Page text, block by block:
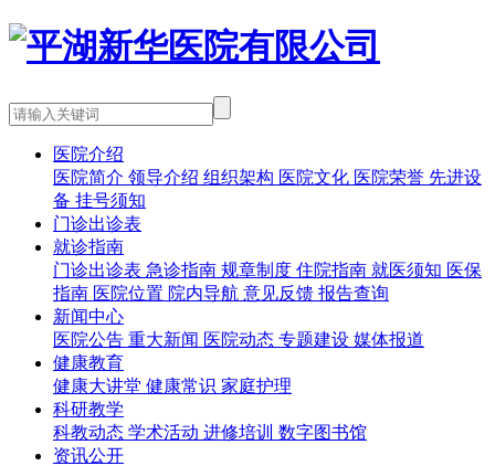
医院介绍
医院简介 领导介绍 组织架构 医院文化 医院荣誉 先进设
备 挂号须知
门诊出诊表
就诊指南
门诊出诊表 急诊指南 规章制度 住院指南 就医须知 医保
指南 医院位置 院内导航 意见反馈 报告查询
新闻中心
医院公告 重大新闻 医院动态 专题建设 媒体报道
健康教育
健康大讲堂 健康常识 家庭护理
科研教学
科教动态 学术活动 进修培训 数字图书馆
资讯公开